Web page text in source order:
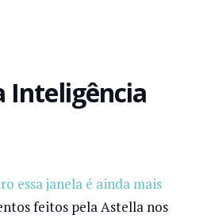
Inteligência
essa janela é ainda mais
feitos pela Astella nos